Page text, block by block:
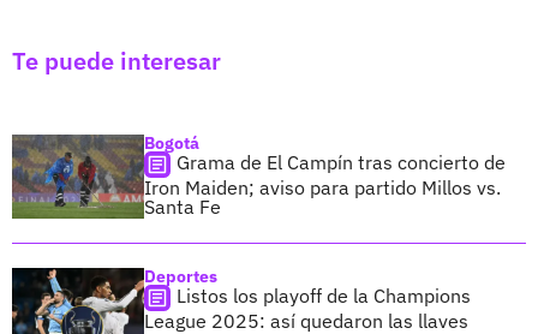
Te puede interesar
Bogotá
Grama de El Campín tras concierto de
Iron Maiden; aviso para partido Millos vs.
Santa Fe
Deportes
Listos los playoff de la Champions
League 2025: así quedaron las llaves